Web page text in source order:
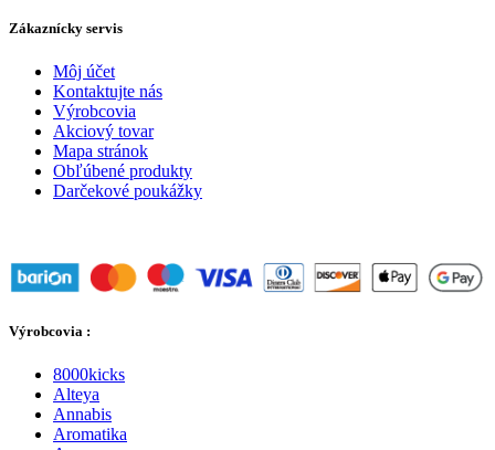
Zákaznícky servis
Môj účet
Kontaktujte nás
Výrobcovia
Akciový tovar
Mapa stránok
Obľúbené produkty
Darčekové poukážky
Výrobcovia :
8000kicks
Alteya
Annabis
Aromatika